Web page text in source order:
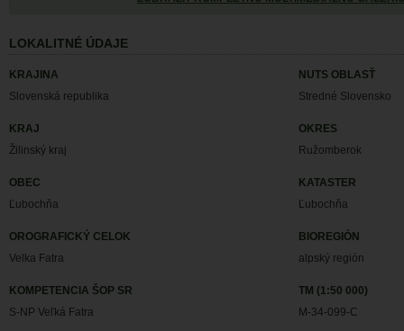
LOKALITNÉ ÚDAJE
KRAJINA
Slovenská republika
NUTS OBLASŤ
Stredné Slovensko
KRAJ
Žilinský kraj
OKRES
Ružomberok
OBEC
Ľubochňa
KATASTER
Ľubochňa
OROGRAFICKÝ CELOK
Velka Fatra
BIOREGIÓN
alpský región
KOMPETENCIA ŠOP SR
S-NP Veľká Fatra
TM (1:50 000)
M-34-099-C